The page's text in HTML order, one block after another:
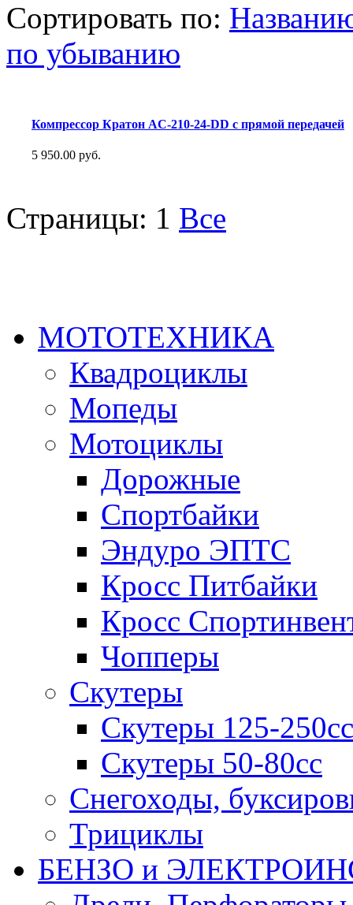
Сортировать по:
по убыванию
Компрессор Кратон AC-210-24-DD с прямой передачей
5 950.00 руб.
Страницы: 1 Все
МОТОТЕХНИКА
Квадроциклы
Мопеды
Мотоциклы
Дорожные
Спортбайки
Эндуро ЭПТС
Кросс Питбайки
Кросс
Чопперы
Скутеры
Скутеры 125-250сс
Скутеры 50-80сс
Снегоходы,
Трициклы
БЕНЗО и